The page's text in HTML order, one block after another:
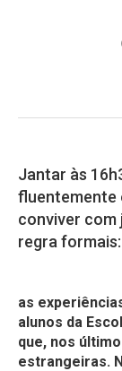
Jantar às
fluentemente
conviver com
regra formais:
as
alunos da
que, nos
estrangeiras.